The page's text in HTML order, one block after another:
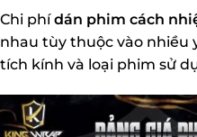
Chi phídán phim cách
nhau tùy thuộc vào nhiều
tích kính và loại phim sử